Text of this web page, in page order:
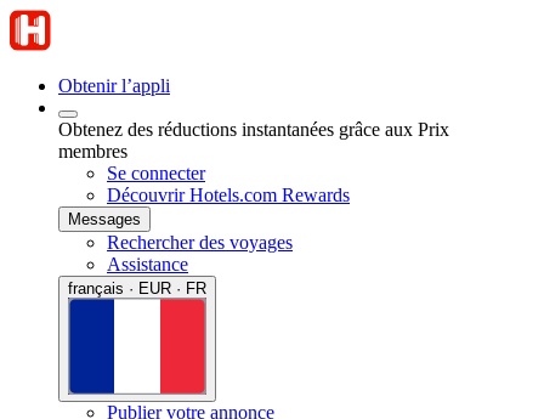
Obtenir l’appli
Obtenez des réductions instantanées grâce aux Prix
membres
Se connecter
Découvrir Hotels.com Rewards
Messages
Rechercher des voyages
Assistance
français · EUR · FR
Publier votre annonce